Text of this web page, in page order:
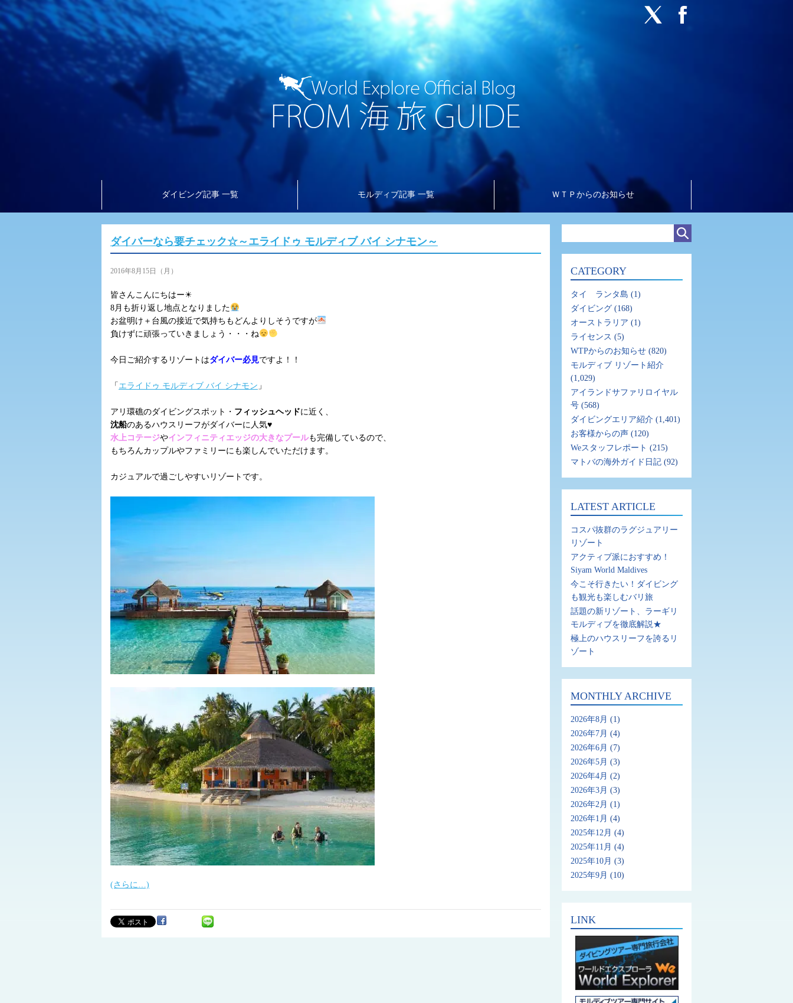
ダイビング記事 一覧 モルディブ記事 一覧 ＷＴＰからのお知らせ
ダイバーなら要チェック☆～エライドゥ モルディブ バイ シナモン～
2016年8月15日（月）
皆さんこんにちはー☀
8月も折り返し地点となりました
お盆明け＋台風の接近で気持ちもどんよりしそうですが
負けずに頑張っていきましょう・・・ね
今日ご紹介するリゾートはダイバー必見ですよ！！
「 エライドゥ モルディブ バイ シナモン 」
アリ環礁のダイビングスポット・ フィッシュヘッドに近く、
沈船のあるハウスリーフがダイバーに人気♥
水上コテージやインフィニティエッジの大きなプールも完備しているので、
もちろんカップルやファミリーにも楽しんでいただけます。
カジュアルで過ごしやすいリゾートです。
(さらに…)
CATEGORY
タイ ランタ島 (1)
ダイビング (168)
オーストラリア (1)
ライセンス (5)
WTPからのお知らせ (820)
モルディブ リゾート紹介
(1,029)
アイランドサファリロイヤル
号 (568)
ダイビングエリア紹介 (1,401)
お客様からの声 (120)
Weスタッフレポート (215)
マトバの海外ガイド日記 (92)
LATEST ARTICLE
コスパ抜群のラグジュアリー
リゾート
アクティブ派におすすめ！
Siyam World Maldives
今こそ行きたい！ダイビング
も観光も楽しむバリ旅
話題の新リゾート、ラーギリ
モルディブを徹底解説★
極上のハウスリーフを誇るリ
ゾート
MONTHLY ARCHIVE
2026年8月 (1)
2026年7月 (4)
2026年6月 (7)
2026年5月 (3)
2026年4月 (2)
2026年3月 (3)
2026年2月 (1)
2026年1月 (4)
2025年12月 (4)
2025年11月 (4)
2025年10月 (3)
2025年9月 (10)
LINK